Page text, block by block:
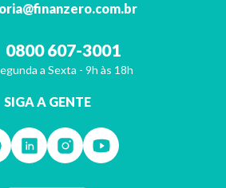
0800 607-3001
a Sexta - 9h às 18h
SIGA A GENTE